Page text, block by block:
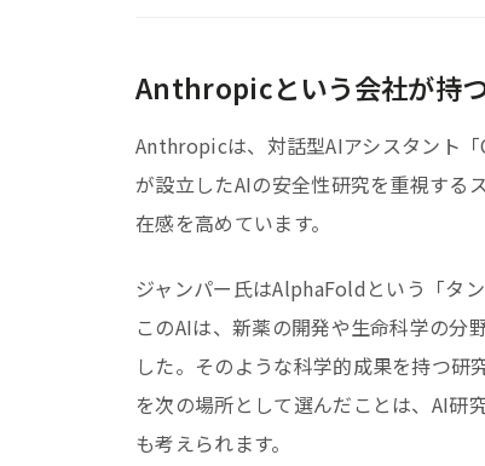
Anthropicという会社が持
Anthropicは、対話型AIアシスタント
が設立したAIの安全性研究を重視する
在感を高めています。
ジャンパー氏はAlphaFoldという「タ
このAIは、新薬の開発や生命科学の分
した。そのような科学的成果を持つ
を次の場所として選んだことは、AI研
も考えられます。